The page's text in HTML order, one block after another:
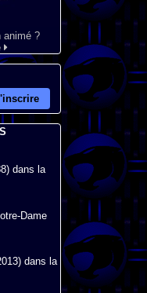
animé ?
dans la
Dame
dans la